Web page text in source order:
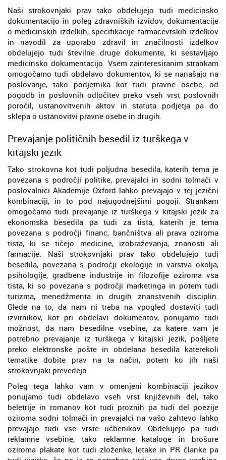
Naši strokovnjaki prav tako obdelujejo tudi medicinsko
dokumentacijo in poleg zdravniških izvidov, dokumentacije
o medicinskih izdelkih, specifikacije farmacevtskih izdelkov
in navodil za uporabo zdravil in značilnosti izdelkov
obdelujejo tudi številne druge dokumente, ki sestavljajo
medicinsko dokumentacijo. Vsem zainteresiranim strankam
omogočamo tudi obdelavo dokumentov, ki se nanašajo na
poslovanje, tako podjetnika kot tudi pravne osebe, od
pogodb in poslovnih odločitev preko vseh vrst poslovnih
poročil, ustanovitvenih aktov in statuta podjetja pa do
sklepa o ustanovitvi pravne osebe in drugih.
Prevajanje političnih besedil iz turškega v
kitajski jezik
Tako strokovna kot tudi poljudna besedila, katerih tema je
povezana s področji politike, prevajalci in sodni tolmači v
poslovalnici Akademije Oxford lahko prevajajo v tej jezični
kombinaciji, in to pod najugodnejšimi pogoji. Strankam
omogočamo tudi prevajanje iz turškega v kitajski jezik za
ekonomska besedila pa tudi za tista, katerih je tema
povezana s področji financ, bančništva ali prava oziroma
tista, ki se tičejo medicine, izobraževanja, znanosti ali
farmacije. Naši strokovnjaki prav tako obdelujejo tudi
besedila, povezana s področji ekologije in varstva okolja,
psihologije, gradbene industrije in filozofije oziroma vsa
tista, ki so povezana s področji marketinga in potem tudi
turizma, menedžmenta in drugih znanstvenih disciplin.
Glede na to, da nam ni treba na vpogled dostaviti tudi
izvirnikov, kot pri obdelavi dokumentov, ponujamo tudi
možnost, da nam besedilne vsebine, za katere vam je
potrebno prevajanje iz turškega v kitajski jezik, pošljete
preko elektronske pošte in obdelana besedila katerekoli
tematike dobite prav na ta način, potem ko jih naši
strokovnjaki prevedejo.
Poleg tega lahko vam v omenjeni kombinaciji jezikov
ponujamo tudi obdelavo vseh vrst književnih del, tako
beletrije in romanov kot tudi proznih pa tudi del poezije
oziroma sodni tolmači in prevajalci na vašo zahtevo lahko
prevajajo tudi vse vrste učbenikov. Obdelujejo pa tudi
reklamne vsebine, tako reklamne kataloge in brošure
oziroma plakate kot tudi zloženke, letake in PR članke pa